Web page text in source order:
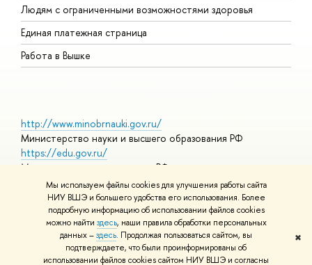
Мы используем файлы cookies для улучшения работы сайта
НИУ ВШЭ и большего удобства его использования. Более
подробную информацию об использовании файлов cookies
можно найти здесь, наши правила обработки персональных
данных –здесь. Продолжая пользоваться сайтом, вы
подтверждаете, что были проинформированы об
использовании файлов cookies сайтом НИУ ВШЭ и согласны
✖
Людям с ограниченными возможностями здоровья
Единая платежная страница
Работа в Вышке
http://www.minobrnauki.gov.ru/
Министерство науки и высшего образования РФ
https://edu.gov.ru/
Министерство просвещения РФ
https://elearning.hse.ru/mooc
Массовые открытые онлайн-курсы
© НИУ ВШЭ 1993–2026 Адреса и контактыУсловия
использования материалов Политика конфиденциальности